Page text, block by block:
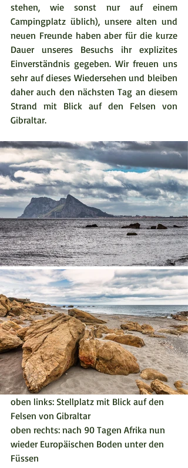
stehen, wie sonst nur auf einem
Campingplatz üblich), unsere alten und
neuen Freunde haben aber für die kurze
Dauer unseres Besuchs ihr explizites
Einverständnis gegeben. Wir freuen uns
sehr auf dieses Wiedersehen und bleiben
daher auch den nächsten Tag an diesem
Strand mit Blick auf den Felsen von
Gibraltar.
oben links: Stellplatz mit Blick auf den
Felsen von Gibraltar
oben rechts: nach 90 Tagen Afrika nun
wieder Europäischen Boden unter den
Füssen